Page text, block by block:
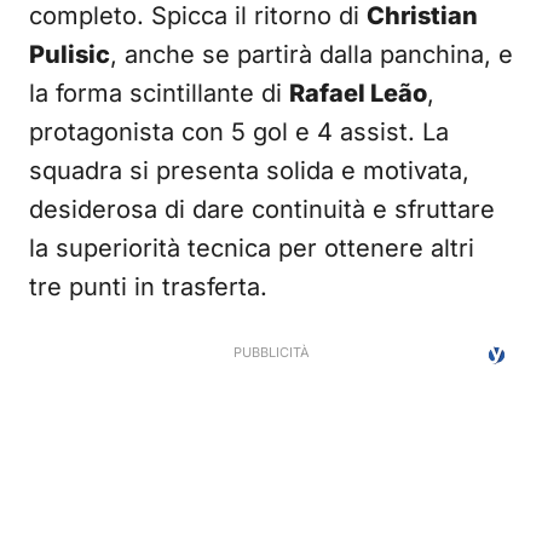
completo. Spicca il ritorno di Christian
Pulisic, anche se partirà dalla panchina, e
la forma scintillante di Rafael Leão,
protagonista con 5 gol e 4 assist. La
squadra si presenta solida e motivata,
desiderosa di dare continuità e sfruttare
la superiorità tecnica per ottenere altri
tre punti in trasferta.